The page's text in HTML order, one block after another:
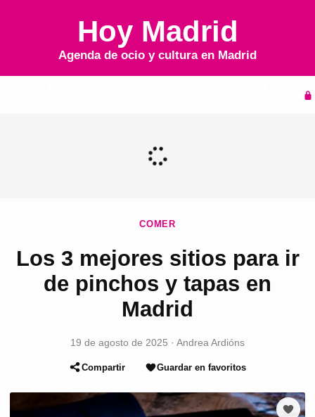
Hoy Madrid
Agenda de ocio y cultura en Madrid
COMER
Los 3 mejores sitios para ir
de pinchos y tapas en
Madrid
19 de agosto de 2025 · Andrea Ardións
Compartir Guardar en favoritos